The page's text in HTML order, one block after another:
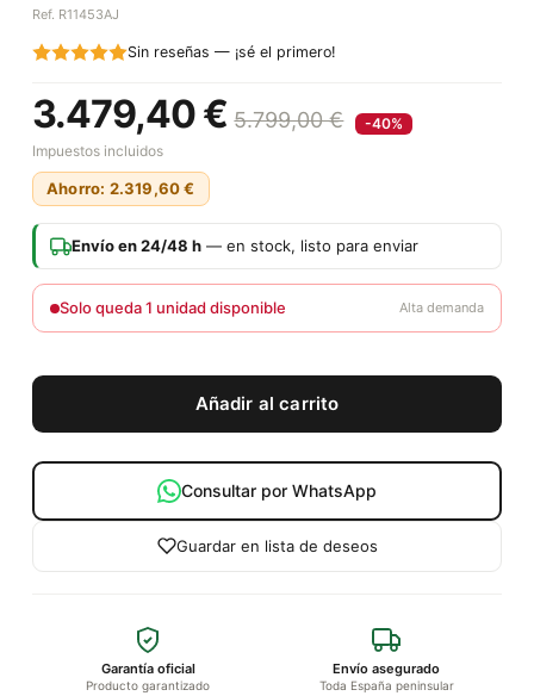
Ref. R11453AJ
Sin reseñas — ¡sé el primero!
3.479,40 € 5.799,00 €
-40%
Impuestos incluidos
Ahorro: 2.319,60 €
Envío en 24/48 h — en stock, listo para enviar
Solo queda 1 unidad disponible Alta demanda
Añadir al carrito
Consultar por WhatsApp
Guardar en lista de deseos
Garantía oficial
Producto garantizado
Envío asegurado
Toda España peninsular